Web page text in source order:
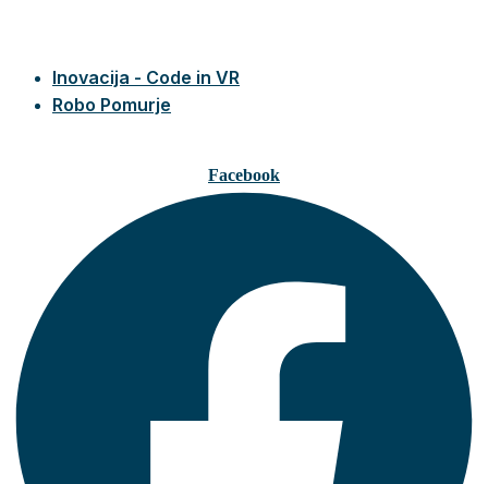
Inovacija - Code in VR
Robo Pomurje
Facebook